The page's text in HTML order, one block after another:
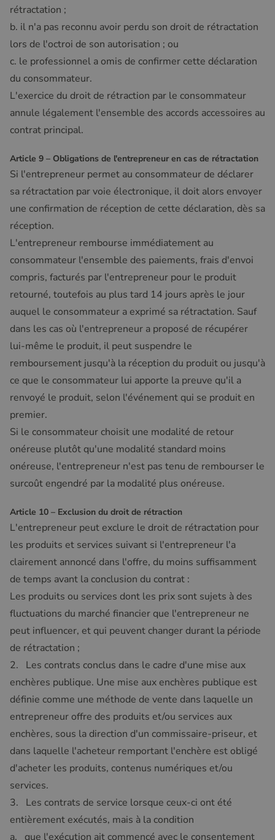
rétractation ;
b. il n'a pas reconnu avoir perdu son droit de rétractation
lors de l'octroi de son autorisation ; ou
c. le professionnel a omis de confirmer cette déclaration
du consommateur.
L'exercice du droit de rétraction par le consommateur
annule légalement l'ensemble des accords accessoires au
contrat principal.
Article 9 – Obligations de l'entrepreneur en cas de rétractation
Si l'entrepreneur permet au consommateur de déclarer
sa rétractation par voie électronique, il doit alors envoyer
une confirmation de réception de cette déclaration, dès sa
réception.
L'entrepreneur rembourse immédiatement au
consommateur l'ensemble des paiements, frais d'envoi
compris, facturés par l'entrepreneur pour le produit
retourné, toutefois au plus tard 14 jours après le jour
auquel le consommateur a exprimé sa rétractation. Sauf
dans les cas où l'entrepreneur a proposé de récupérer
lui-même le produit, il peut suspendre le
remboursement jusqu'à la réception du produit ou jusqu'à
ce que le consommateur lui apporte la preuve qu'il a
renvoyé le produit, selon l'événement qui se produit en
premier.
Si le consommateur choisit une modalité de retour
onéreuse plutôt qu'une modalité standard moins
onéreuse, l'entrepreneur n'est pas tenu de rembourser le
surcoût engendré par la modalité plus onéreuse.
Article 10 – Exclusion du droit de rétraction
L'entrepreneur peut exclure le droit de rétractation pour
les produits et services suivant si l'entrepreneur l'a
clairement annoncé dans l'offre, du moins suffisamment
de temps avant la conclusion du contrat :
Les produits ou services dont les prix sont sujets à des
fluctuations du marché financier que l'entrepreneur ne
peut influencer, et qui peuvent changer durant la période
de rétractation ;
2. Les contrats conclus dans le cadre d'une mise aux
enchères publique. Une mise aux enchères publique est
définie comme une méthode de vente dans laquelle un
entrepreneur offre des produits et/ou services aux
enchères, sous la direction d'un commissaire-priseur, et
dans laquelle l'acheteur remportant l'enchère est obligé
d'acheter les produits, contenus numériques et/ou
services.
3. Les contrats de service lorsque ceux-ci ont été
entièrement exécutés, mais à la condition
a. que l'exécution ait commencé avec le consentement